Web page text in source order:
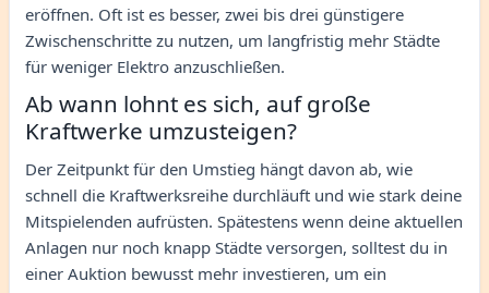
eröffnen. Oft ist es besser, zwei bis drei günstigere
Zwischenschritte zu nutzen, um langfristig mehr Städte
für weniger Elektro anzuschließen.
Ab wann lohnt es sich, auf große
Kraftwerke umzusteigen?
Der Zeitpunkt für den Umstieg hängt davon ab, wie
schnell die Kraftwerksreihe durchläuft und wie stark deine
Mitspielenden aufrüsten. Spätestens wenn deine aktuellen
Anlagen nur noch knapp Städte versorgen, solltest du in
einer Auktion bewusst mehr investieren, um ein